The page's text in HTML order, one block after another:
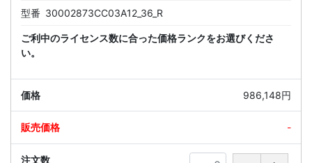
型番 30002873CC03A12_36_R
ご利中のライセンス数に合った価格ランクをお選びくださ
い。
986,148円
-